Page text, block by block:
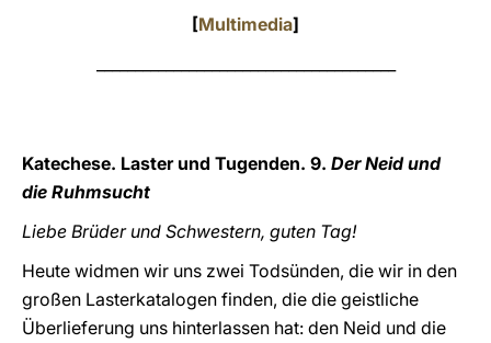
[Multimedia]
Katechese. Laster und Tugenden. 9. Der Neid und
die Ruhmsucht
Liebe Brüder und Schwestern, guten Tag!
Heute widmen wir uns zwei Todsünden, die wir in den
großen Lasterkatalogen finden, die die geistliche
Überlieferung uns hinterlassen hat: den Neid und die